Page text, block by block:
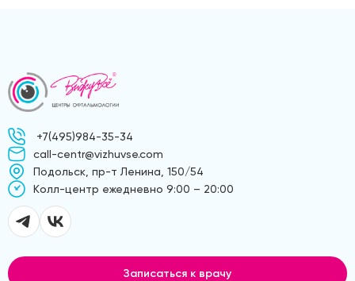
+7(495)984-35-34
call-centr@vizhuvse.com
Подольск, пр-т Ленина, 150/54
Kолл-центр ежедневно 9:00 – 20:00
Записаться к врачу